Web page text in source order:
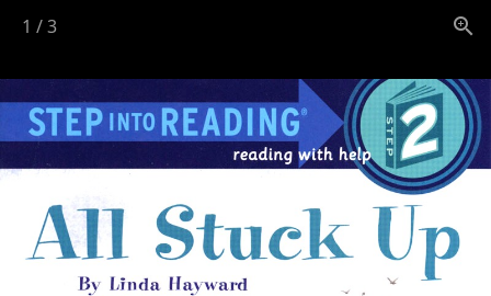
1 /3